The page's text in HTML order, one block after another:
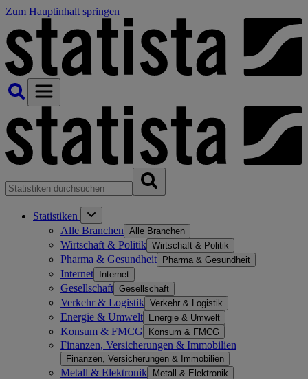
Zum Hauptinhalt springen
Statistiken
Alle Branchen Alle Branchen
Wirtschaft & Politik Wirtschaft & Politik
Pharma & Gesundheit Pharma & Gesundheit
Internet Internet
Gesellschaft Gesellschaft
Verkehr & Logistik Verkehr & Logistik
Energie & Umwelt Energie & Umwelt
Konsum & FMCG Konsum & FMCG
Finanzen, Versicherungen & Immobilien
Finanzen, Versicherungen & Immobilien
Metall & Elektronik Metall & Elektronik